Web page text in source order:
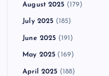
August 2025 (179)
July 2025 (185)
June 2025 (191)
May 2025 (169)
April 2025 (188)